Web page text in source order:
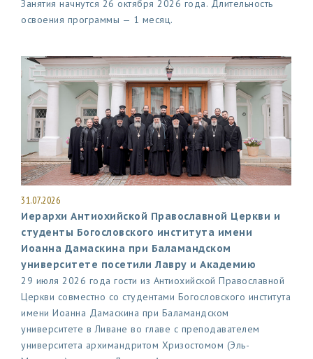
Занятия начнутся 26 октября 2026 года. Длительность
освоения программы — 1 месяц.
31.07.2026
Иерархи Антиохийской Православной Церкви и
студенты Богословского института имени
Иоанна Дамаскина при Баламандском
университете посетили Лавру и Академию
29 июля 2026 года гости из Антиохийской Православной
Церкви совместно со студентами Богословского института
имени Иоанна Дамаскина при Баламандском
университете в Ливане во главе с преподавателем
университета архимандритом Хризостомом (Эль-